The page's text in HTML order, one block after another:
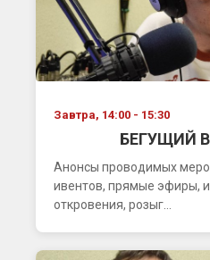
Завтра, 14:00 - 15:30
БЕГУЩИЙ
Анонсы проводимых
ивентов, прямые эфиры,
откровения, розыг...